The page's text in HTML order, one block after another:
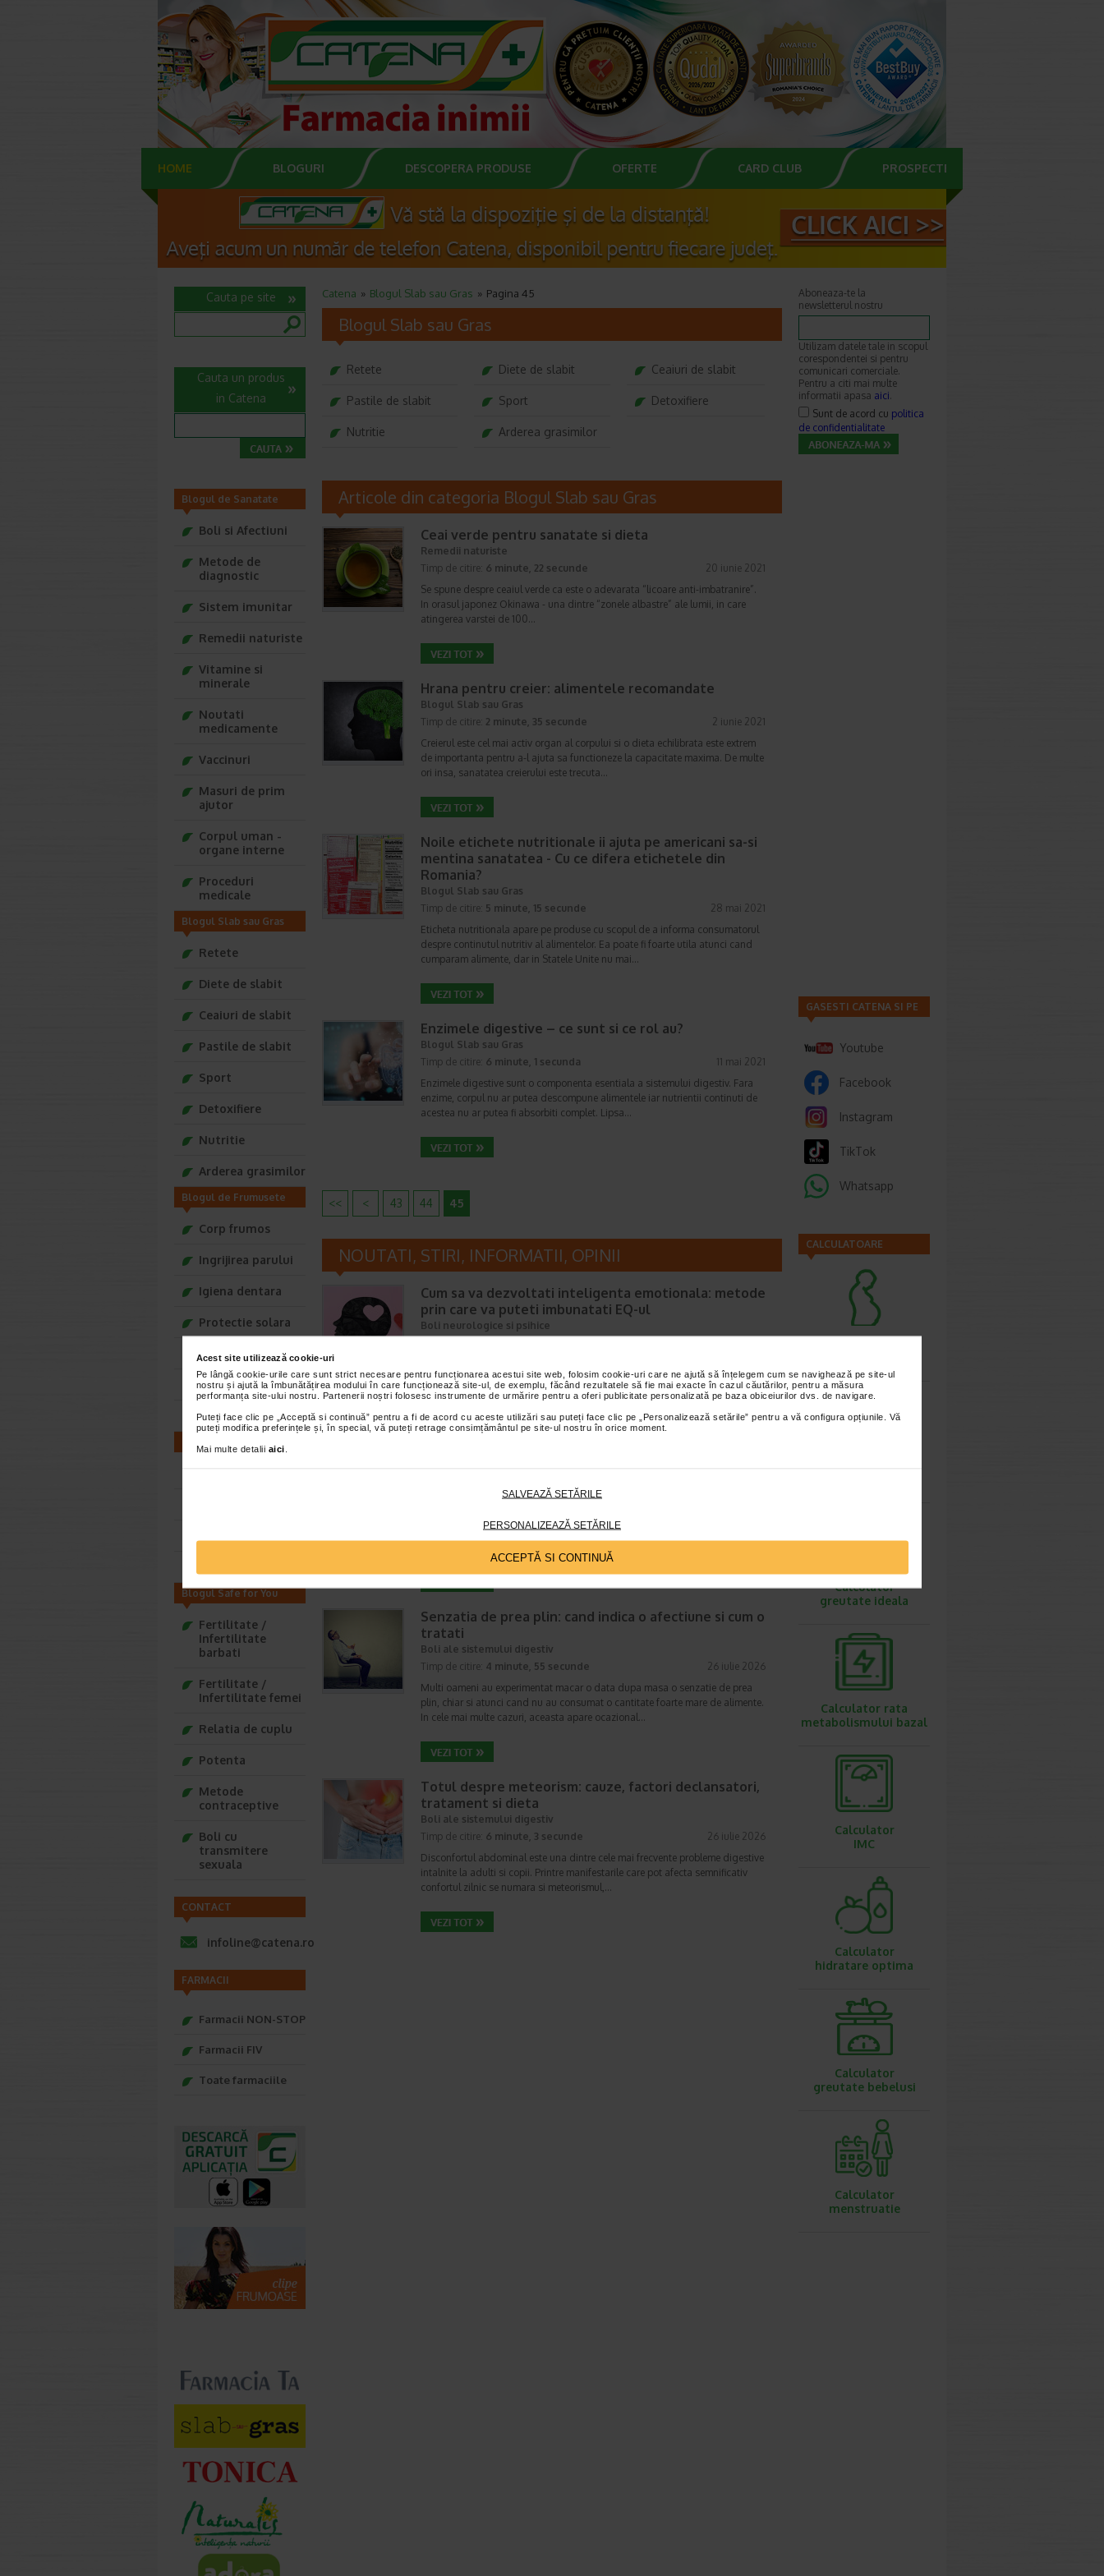
Acest site utilizează cookie-uri
Pe lângă cookie-urile care sunt strict necesare pentru funcționarea acestui site web, folosim cookie-uri care ne ajută să înțelegem cum se navighează pe site-ul
nostru și ajută la îmbunătățirea modului în care funcționează site-ul, de exemplu, făcând rezultatele să fie mai exacte în cazul căutărilor, pentru a măsura
performanța site-ului nostru. Partenerii noștri folosesc instrumente de urmărire pentru a oferi publicitate personalizată pe baza obiceiurilor dvs. de navigare.
Puteți face clic pe „Acceptă si continuă” pentru a fi de acord cu aceste utilizări sau puteți face clic pe „Personalizează setările” pentru a vă configura opțiunile. Vă
puteți modifica preferințele și, în special, vă puteți retrage consimțământul pe site-ul nostru în orice moment.
Mai multe detalii aici
SALVEAZĂ SETĂRILE
PERSONALIZEAZĂ SETĂRILE
ACCEPTĂ SI CONTINUĂ
HOME BLOGURI DESCOPERA PRODUSE OFERTE CARD CLUB PROSPECTE
Catena Blogul Slab sau Gras Pagina 45
Blogul Slab sau Gras
Retete Diete de slabit Ceaiuri de slabit
Pastile de slabit Sport Detoxifiere
Nutritie Arderea grasimilor
Articole din categoria Blogul Slab sau Gras
Ceai verde pentru sanatate si dieta
Remedii naturiste
Timp de citire: 6 minute, 22 secunde
20 iunie 2021
Se spune despre ceaiul verde ca este o adevarata “licoare anti-imbatranire”.
In orasul japonez Okinawa - una dintre “zonele albastre” ale lumii, in care
atingerea varstei de 100…
Hrana pentru creier: alimentele recomandate
Blogul Slab sau Gras
Timp de citire: 2 minute, 35 secunde
2 iunie 2021
Creierul este cel mai activ organ al corpului si o dieta echilibrata este extrem
de importanta pentru a-l ajuta sa functioneze la capacitate maxima. De multe
ori insa, sanatatea creierului este trecuta…
Noile etichete nutritionale ii ajuta pe americani sa-si
mentina sanatatea - Cu ce difera etichetele din
Romania?
Blogul Slab sau Gras
Timp de citire: 5 minute, 15 secunde
28 mai 2021
Eticheta nutritionala apare pe produse cu scopul de a informa consumatorul
despre continutul nutritiv al alimentelor. Ea poate fi foarte utila atunci cand
cumparam alimente, dar in Statele Unite nu mai…
Enzimele digestive – ce sunt si ce rol au?
Blogul Slab sau Gras
Timp de citire: 6 minute, 1 secunda
11 mai 2021
Enzimele digestive sunt o componenta esentiala a sistemului digestiv. Fara
enzime, corpul nu ar putea descompune alimentele iar nutrientii continuti de
acestea nu ar putea fi absorbiti complet. Lipsa…
<< < 43 44 45
NOUTATI, STIRI, INFORMATII, OPINII
Cum sa va dezvoltati inteligenta emotionala: metode
prin care va puteti imbunatati EQ-ul
Boli neurologice si psihice
gestiona propriile emotii, precum si emotiile celorlalti. In general, se spune ca
inteligenta emotionala cuprinde cateva abilitati:…
4 minute, 32 secunde
Enurezisul este termenul medical pentru pierderea accidentala de urina, de
obicei in timpul somnului. Este o afectiune frecventa atat in randul copiilor,
Senzatia de prea plin: cand indica o afectiune si cum o
tratati
Boli ale sistemului digestiv
Timp de citire: 4 minute, 55 secunde
26 iulie 2026
Multi oameni au experimentat macar o data dupa masa o senzatie de prea
plin, chiar si atunci cand nu au consumat o cantitate foarte mare de alimente.
In cele mai multe cazuri, aceasta apare ocazional…
Totul despre meteorism: cauze, factori declansatori,
tratament si dieta
Boli ale sistemului digestiv
Timp de citire: 6 minute, 3 secunde
26 iulie 2026
Disconfortul abdominal este una dintre cele mai frecvente probleme digestive
intalnite la adulti si copii. Printre manifestarile care pot afecta semnificativ
confortul zilnic se numara si meteorismul,…
Cauta pe site
Cauta un produs
in Catena
Blogul de Sanatate
Boli si Afectiuni
Metode de
diagnostic
Sistem imunitar
Remedii naturiste
Vitamine si
minerale
Noutati
medicamente
Vaccinuri
Masuri de prim
ajutor
Corpul uman -
organe interne
Proceduri
medicale
Blogul Slab sau Gras
Retete
Diete de slabit
Ceaiuri de slabit
Pastile de slabit
Sport
Detoxifiere
Nutritie
Arderea grasimilor
Blogul de Frumusete
Corp frumos
Ingrijirea parului
Igiena dentara
Protectie solara
Ingrijirea tenului
Moda si stil
Secrete de vedete
Blogul Safe for You
Fertilitate /
Infertilitate
barbati
Fertilitate /
Infertilitate femei
Relatia de cuplu
Potenta
Metode
contraceptive
Boli cu
transmitere
sexuala
CONTACT
infoline@catena.ro
FARMACII
Farmacii NON-STOP
Farmacii FIV
Toate farmaciile
Aboneaza-te la
newsletterul nostru
Utilizam datele tale in scopul
corespondentei si pentru
comunicari comerciale.
Pentru a citi mai multe
informatii apasa aici.
Sunt de acord cu politica
de confidentialitate
GASESTI CATENA SI PE
Youtube
Facebook
Instagram
TikTok
Whatsapp
CALCULATOARE
Calculator
greutate ideala
Calculator rata
metabolismului bazal
Calculator
IMC
Calculator
hidratare optima
Calculator
greutate bebelusi
Calculator
menstruatie